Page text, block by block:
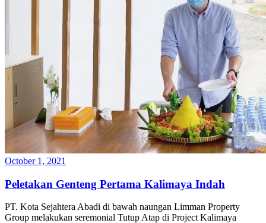
October 1, 2021
Peletakan Genteng Pertama Kalimaya Indah
PT. Kota Sejahtera Abadi di bawah naungan Limman Property
Group melakukan seremonial Tutup Atap di Project Kalimaya